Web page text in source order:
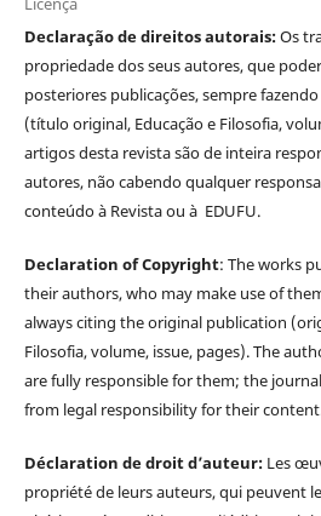
Declaração de direitos autorais:Os
propriedade dos seus autores, que
posteriores publicações, sempre
(título original, Educação e Filosofia,
artigos desta revista são de inteira
autores, não cabendo qualquer
conteúdo à Revista ou à EDUFU.
Declaration of Copyright: The works
their authors, who may make use of
always citing the original publication
Filosofia, volume, issue, pages). The
are fully responsible for them; the
from legal responsibility for their
Déclaration de droit d’auteur: Les
propriété de leurs auteurs, qui peuvent